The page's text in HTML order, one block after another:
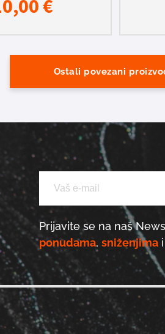
€
Ostali povezani
Prijavite se na naš
ponudama, sniženjimai